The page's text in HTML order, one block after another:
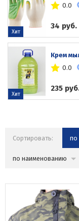
0.0
34 руб.
Хит
Крем
0.0
235
Хит
Сортировать: по
по наименованию